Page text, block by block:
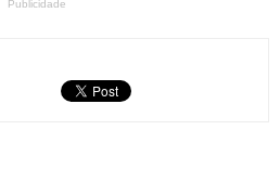
Publicidade